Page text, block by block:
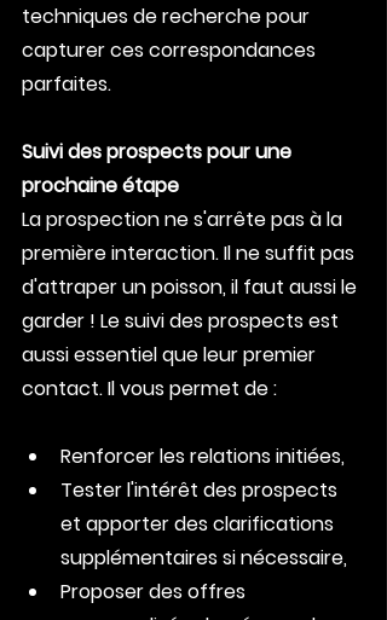
techniques de recherche pour
capturer ces correspondances
parfaites.
Suivi des prospects pour une
prochaine étape
La prospection ne s'arrête pas à la
première interaction. Il ne suffit pas
d'attraper un poisson, il faut aussi le
garder ! Le suivi des prospects est
aussi essentiel que leur premier
contact. Il vous permet de :
Renforcer les relations initiées,
Tester l'intérêt des prospects
et apporter des clarifications
supplémentaires si nécessaire,
Proposer des offres